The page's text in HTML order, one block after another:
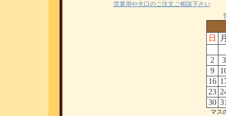
営業用や大口のご注文ご相談下さい
日
2
3
9
16
23
30
マス